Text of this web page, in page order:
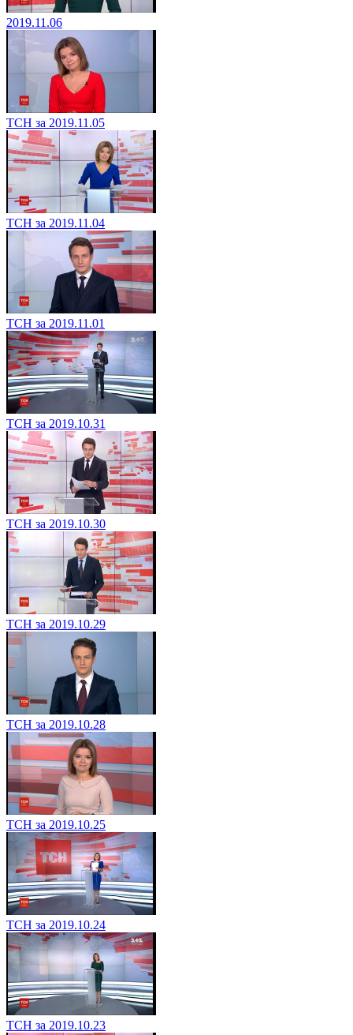
2019.11.06
ТСН за 2019.11.05
ТСН за 2019.11.04
ТСН за 2019.11.01
ТСН за 2019.10.31
ТСН за 2019.10.30
ТСН за 2019.10.29
ТСН за 2019.10.28
ТСН за 2019.10.25
ТСН за 2019.10.24
ТСН за 2019.10.23